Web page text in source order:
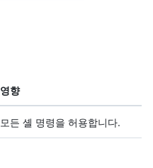
영향
모든 셸 명령을 허용합니다.